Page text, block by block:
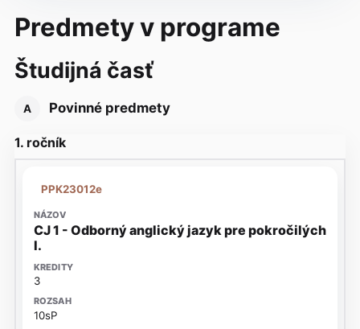
Predmety v programe
Študijná časť
A Povinné predmety
1. ročník
PPK23012e
CJ 1 - Odborný anglický jazyk pre pokročilých
I.
3
10sP